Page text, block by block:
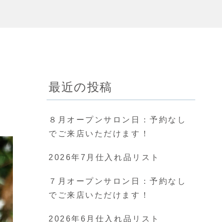
最近の投稿
８月オープンサロン日：予約なし
でご来店いただけます！
2026年7月仕入れ品リスト
７月オープンサロン日：予約なし
でご来店いただけます！
2026年6月仕入れ品リスト